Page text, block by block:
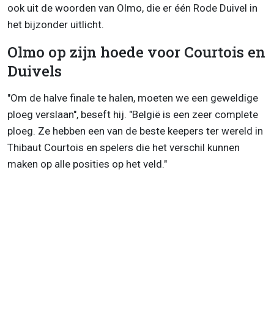
ook uit de woorden van Olmo, die er één Rode Duivel in
het bijzonder uitlicht.
Olmo op zijn hoede voor Courtois en
Duivels
"Om de halve finale te halen, moeten we een geweldige
ploeg verslaan", beseft hij. "België is een zeer complete
ploeg. Ze hebben een van de beste keepers ter wereld in
Thibaut Courtois en spelers die het verschil kunnen
maken op alle posities op het veld."